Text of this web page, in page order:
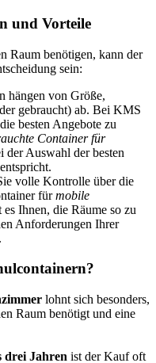
und Vorteile
Raum benötigen, kann der
sein:
hängen von Größe,
gebraucht) ab. Bei KMS
besten Angebote zu
Container für
der Auswahl der besten
volle Kontrolle über die
fürmobile
Ihnen, die Räume so zu
Anforderungen Ihrer
lohnt sich besonders,
Raum benötigt und eine
drei Jahren ist der Kauf oft